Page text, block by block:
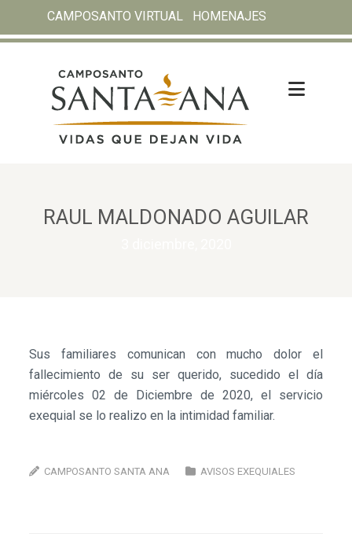
CAMPOSANTO VIRTUAL HOMENAJES
RAUL MALDONADO AGUILAR
Sus familiares comunican con mucho dolor el
fallecimiento de su ser querido, sucedido el día
miércoles 02 de Diciembre de 2020, el servicio
exequial se lo realizo en la intimidad familiar.
CAMPOSANTO SANTA ANA AVISOS EXEQUIALES